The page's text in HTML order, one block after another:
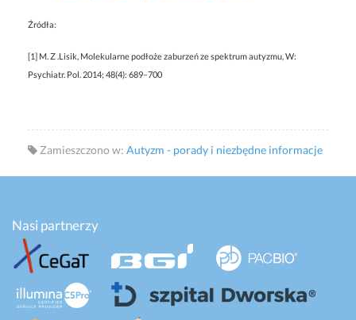
Źródła:
[1] M. Z .Lisik, Molekularne podłoże zaburzeń ze spektrum autyzmu, W:
Psychiatr. Pol. 2014; 48(4): 689–700
Zamieszczono w: Autyzm - porady i niezbędne informacje
Nasi partnerzy